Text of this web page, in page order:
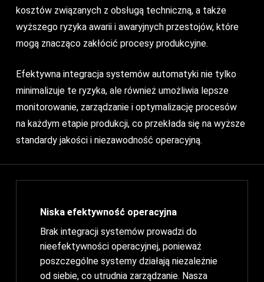
kosztów związanych z obsługą techniczną, a także
wyższego ryzyka awarii i awaryjnych przestojów, które
mogą znacząco zakłócić procesy produkcyjne.
Efektywna integracja systemów automatyki nie tylko
minimalizuje te ryzyka, ale również umożliwia lepsze
monitorowanie, zarządzanie i optymalizację procesów
na każdym etapie produkcji, co przekłada się na wyższe
standardy jakości i niezawodność operacyjną.
Niska efektywność operacyjna
Brak integracji systemów prowadzi do
nieefektywności operacyjnej, ponieważ
poszczególne systemy działają niezależnie
od siebie, co utrudnia zarządzanie. Nasza